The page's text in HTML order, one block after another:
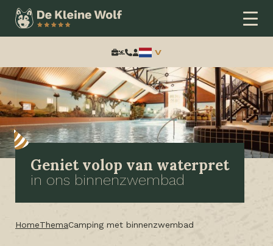
Zoeken:
Geniet volop van waterpret
in ons binnenzwembad
HomeThemaCamping met binnenzwembad